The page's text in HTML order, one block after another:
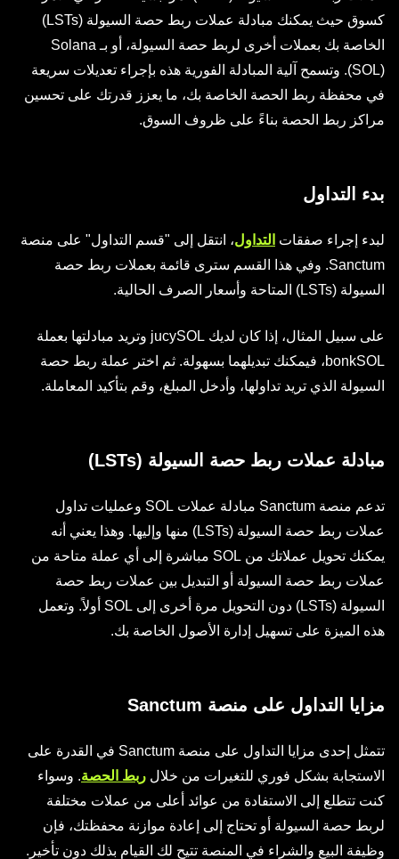
كسوق حيث يمكنك مبادلة عملات ربط حصة السيولة (LSTs)
الخاصة بك بعملات أخرى لربط حصة السيولة، أو بـ Solana
(SOL). وتسمح آلية المبادلة الفورية هذه بإجراء تعديلات سريعة
في محفظة ربط الحصة الخاصة بك، ما يعزز قدرتك على تحسين
مراكز ربط الحصة بناءً على ظروف السوق.
بدء التداول
لبدء إجراء صفقات التداول، انتقل إلى "قسم التداول" على منصة
Sanctum. وفي هذا القسم سترى قائمة بعملات ربط حصة
السيولة (LSTs) المتاحة وأسعار الصرف الحالية.
على سبيل المثال، إذا كان لديك jucySOL وتريد مبادلتها بعملة
bonkSOL، فيمكنك تبديلهما بسهولة. ثم اختر عملة ربط حصة
السيولة الذي تريد تداولها، وأدخل المبلغ، وقم بتأكيد المعاملة.
مبادلة عملات ربط حصة السيولة (LSTs)
تدعم منصة Sanctum مبادلة عملات SOL وعمليات تداول
عملات ربط حصة السيولة (LSTs) منها وإليها. وهذا يعني أنه
يمكنك تحويل عملاتك من SOL مباشرة إلى أي عملة متاحة من
عملات ربط حصة السيولة أو التبديل بين عملات ربط حصة
السيولة (LSTs) دون التحويل مرة أخرى إلى SOL أولاً. وتعمل
هذه الميزة على تسهيل إدارة الأصول الخاصة بك.
مزايا التداول على منصة Sanctum
تتمثل إحدى مزايا التداول على منصة Sanctum في القدرة على
الاستجابة بشكل فوري للتغيرات من خلال ربط الحصة. وسواء
كنت تتطلع إلى الاستفادة من عوائد أعلى من عملات مختلفة
لربط حصة السيولة أو تحتاج إلى إعادة موازنة محفظتك، فإن
وظيفة البيع والشراء في المنصة تتيح لك القيام بذلك دون تأخير.